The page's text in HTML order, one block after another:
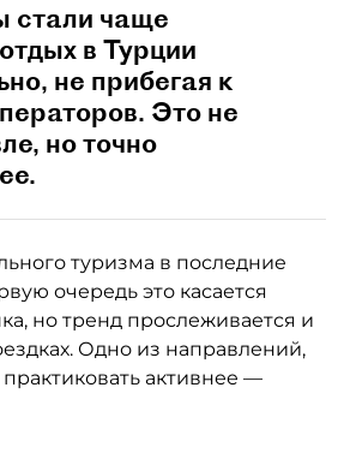
стали чаще
в Турции
не прибегая к
Это не
но точно
туризма в последние
очередь это касается
но тренд прослеживается и
Одно из направлений,
активнее —